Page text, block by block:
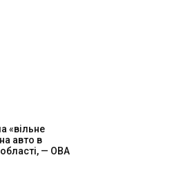
«вільне
авто в
— ОВА